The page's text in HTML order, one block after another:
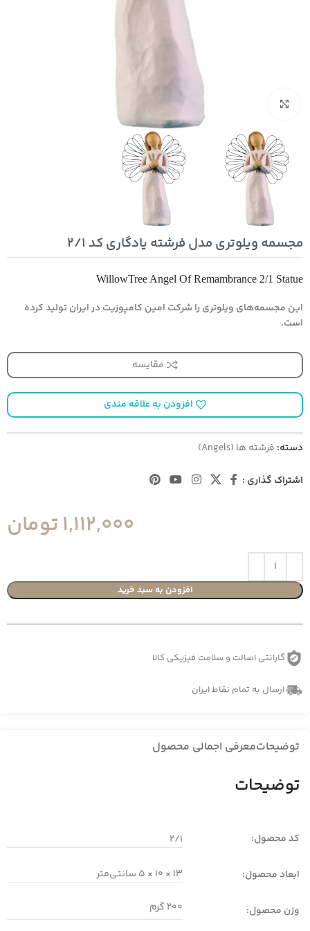
مجسمه ویلوتری مدل فرشته یادگاری کد 2/1
WillowTree Angel Of Remambrance 2/1 Statue
این مجسمه‌های ویلوتری را شرکت امین کامپوزیت در ایران تولید کرده
است.
مقایسه
افزودن به علاقه مندی
دسته: فرشته ها (Angels)
اشتراک گذاری :
1,112,000تومان
افزودن به سبد خرید
گارانتی اصالت و سلامت فیزیکی کالا
ارسال به تمام نقاط ایران
توضیحاتمعرفی اجمالی محصول
توضیحات
کد محصول:
ابعاد محصول:
وزن محصول:
2/1
13 × 10 × 5 سانتی‌متر
200 گرم